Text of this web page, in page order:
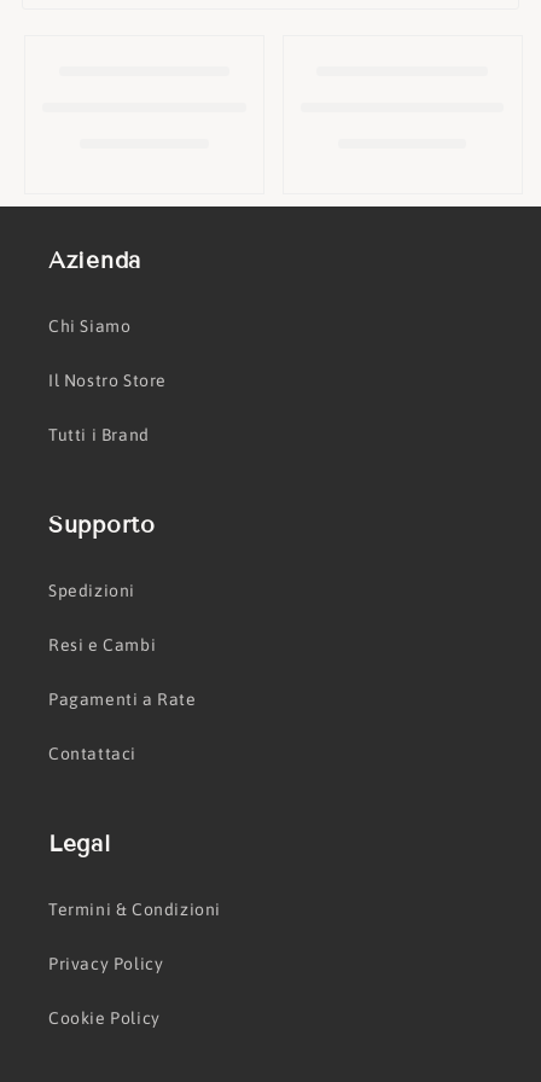
:
Azienda
Chi Siamo
Il Nostro Store
Tutti i Brand
Supporto
Spedizioni
Resi e Cambi
Pagamenti a Rate
Contattaci
Legal
Termini & Condizioni
Privacy Policy
Cookie Policy